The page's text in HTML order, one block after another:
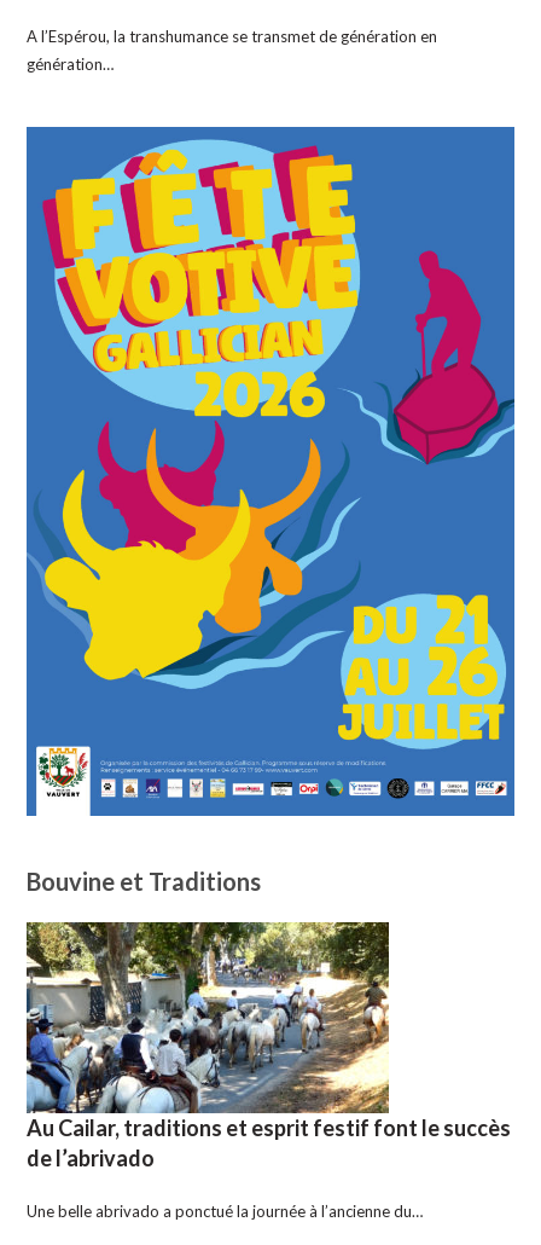
A l’Espérou, la transhumance se transmet de génération en
génération…
Bouvine et Traditions
Au Cailar, traditions et esprit festif font le succès
de l’abrivado
Une belle abrivado a ponctué la journée à l’ancienne du…